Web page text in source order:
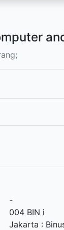
-
004 BIN i
Jakarta :